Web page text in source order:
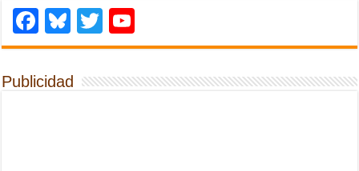
Facebook
Bluesky
Twitter
Publicidad